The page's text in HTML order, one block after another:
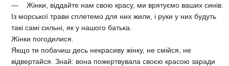
— Жінки, віддайте нам свою красу, ми врятуємо ваших синів.
Із морської трави сплетемо для них жили, і руки у них будуть
такі самі сильні, як у нашого батька.
Жінки погодилися.
Якщо ти побачиш десь некрасиву жінку, не смійся, не
відвертайся. Знай: вона пожертвувала своєю красою заради